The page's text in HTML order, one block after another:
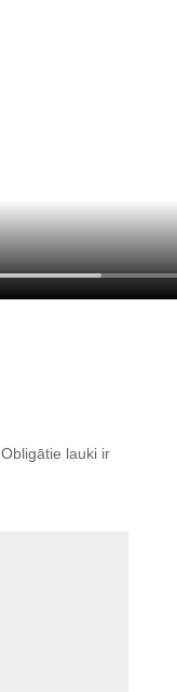
Obligātie lauki ir